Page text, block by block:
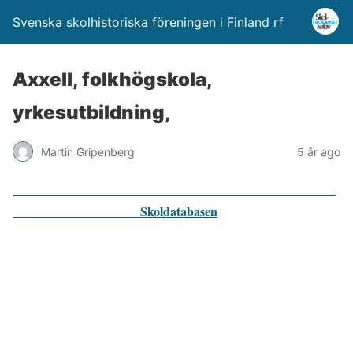
Svenska skolhistoriska föreningen i Finland rf
Axxell, folkhögskola,
yrkesutbildning,
Martin Gripenberg 5 år ago
Skoldatabasen